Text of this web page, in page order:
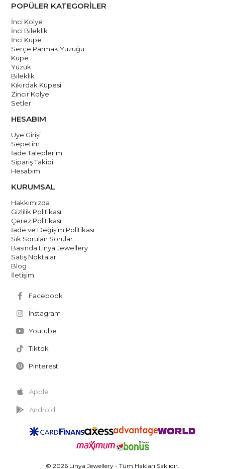
POPÜLER KATEGORİLER
İnci Kolye
İnci Bileklik
İnci Küpe
Serçe Parmak Yüzüğü
Küpe
Yüzük
Bileklik
Kıkırdak Küpesi
Zincir Kolye
Setler
HESABIM
Üye Girişi
Sepetim
İade Taleplerim
Sipariş Takibi
Hesabım
KURUMSAL
Hakkımızda
Gizlilik Politikası
Çerez Politikası
İade ve Değişim Politikası
Sık Sorulan Sorular
Basında Linya Jewellery
Satış Noktaları
Blog
İletişim
Facebook
Instagram
Youtube
Tiktok
Pinterest
Apple
Android
© 2026 Linya Jewellery - Tüm Hakları Saklıdır.